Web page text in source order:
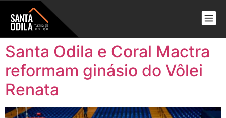
Santa Odila e Coral Mactra
reformam ginásio do Vôlei
Renata